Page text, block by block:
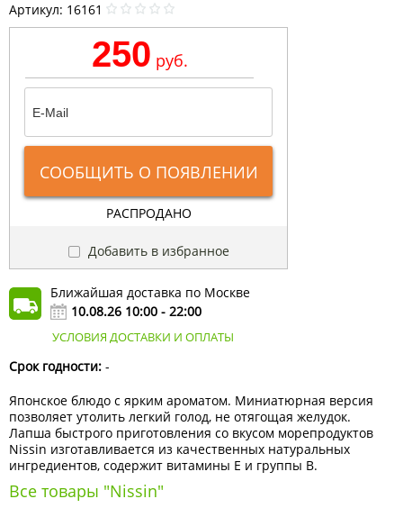
Артикул: 16161
250 руб.
СООБЩИТЬ О ПОЯВЛЕНИИ
РАСПРОДАНО
Добавить в избранное
Ближайшая доставка по Москве
10.08.26 10:00 - 22:00
УСЛОВИЯ ДОСТАВКИ И ОПЛАТЫ
Срок годности: -
Японское блюдо с ярким ароматом. Миниатюрная версия
позволяет утолить легкий голод, не отягощая желудок.
Лапша быстрого приготовления со вкусом морепродуктов
Nissin изготавливается из качественных натуральных
ингредиентов, содержит витамины Е и группы В.
Все товары "Nissin"